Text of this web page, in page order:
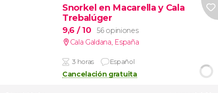
Snorkel en Macarella y Cala
Trebalúger
9,6 / 10
56 opiniones
Cala Galdana, España
3 horas Español
Cancelación gratuita